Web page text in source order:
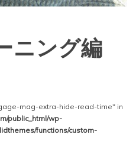
ニング編
mag-extra-hide-read-time" in
public_html/wp-
functions/custom-